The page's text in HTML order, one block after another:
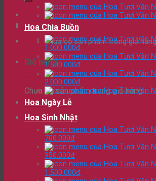
Chưa có sản phẩm trong giỏ
Giỏ hàng
Chưa có sản phẩm trong giỏ hàng.
Hoa Chia Buồn
1.000.000đ
1.500.000đ
2.000.000đ
Hoa Ngày Lễ
Hoa Sinh Nhật
700.000đ
950.000đ
1.500.000đ